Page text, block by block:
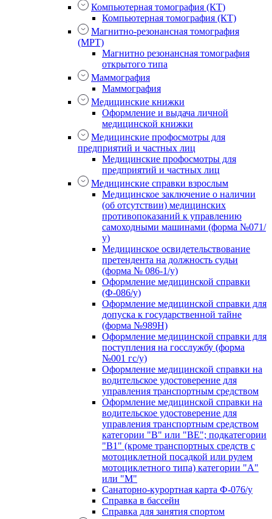
Компьютерная томография (КТ)
Компьютерная томография (КТ)
Магнитно-резонансная томография
(МРТ)
Магнитно резонансная томография
открытого типа
Маммография
Маммография
Медицинские книжки
Оформление и выдача личной
медицинской книжки
Медицинские профосмотры для
предприятий и частных лиц
Медицинские профосмотры для
предприятий и частных лиц
Медицинские справки взрослым
Медицинское заключение о наличии
(об отсутствии) медицинских
противопоказаний к управлению
самоходными машинами (форма №071/
у)
Медицинское освидетельствование
претендента на должность судьи
(форма № 086-1/у)
Оформление медицинской справки
(Ф-086/у)
Оформление медицинской справки для
допуска к государственной тайне
(форма №989Н)
Оформление медицинской справки для
поступления на госслужбу (форма
№001 гс/у)
Оформление медицинской справки на
водительское удостоверение для
управления транспортным средством
Оформление медицинской справки на
водительское удостоверение для
управления транспортным средством
категории "В" или "BE"; подкатегории
"В1" (кроме транспортных средств с
мотоциклетной посадкой или рулем
мотоциклетного типа) категории "А"
или "М"
Санаторно-курортная карта Ф-076/у
Справка в бассейн
Справка для занятия спортом